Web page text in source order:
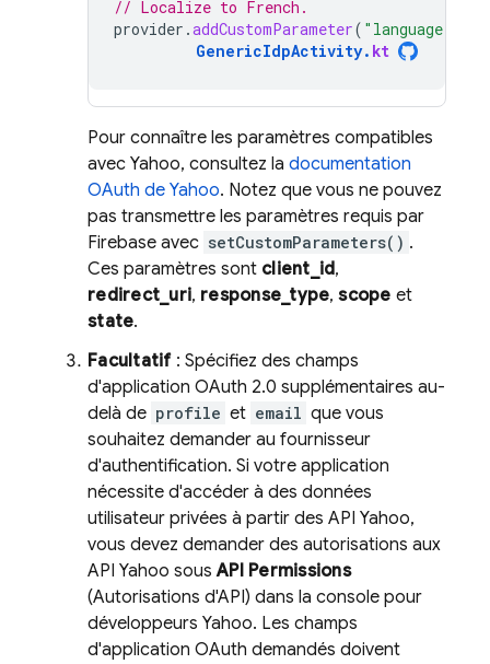
// Localize to French.
provider .addCustomParameter( "language"
GenericIdpActivity. kt
Pour connaître les paramètres compatibles
avec Yahoo, consultez la documentation
OAuth de Yahoo. Notez que vous ne pouvez
pas transmettre les paramètres requis par
Firebase avec setCustomParameters() .
Ces paramètres sont client_id,
redirect_uri, response_type,scope et
state.
Facultatif: Spécifiez des champs
d'application OAuth 2.0 supplémentaires au-
delà de profile et email que vous
souhaitez demander au fournisseur
d'authentification. Si votre application
nécessite d'accéder à des données
utilisateur privées à partir des API Yahoo,
vous devez demander des autorisations aux
API Yahoo sousAPI Permissions
(Autorisations d'API) dans la console pour
développeurs Yahoo. Les champs
d'application OAuth demandés doivent